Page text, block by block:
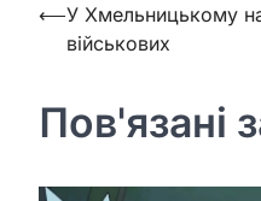
Навігація
записів
⟵У Хмельницькому
військових
Пов'язані